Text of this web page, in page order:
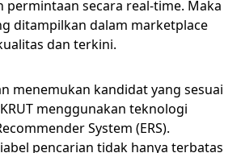
permintaan secara real-time. Maka
ditampilkan dalam marketplace
dan terkini.
menemukan kandidat yang sesuai
menggunakan teknologi
System (ERS).
pencarian tidak hanya terbatas